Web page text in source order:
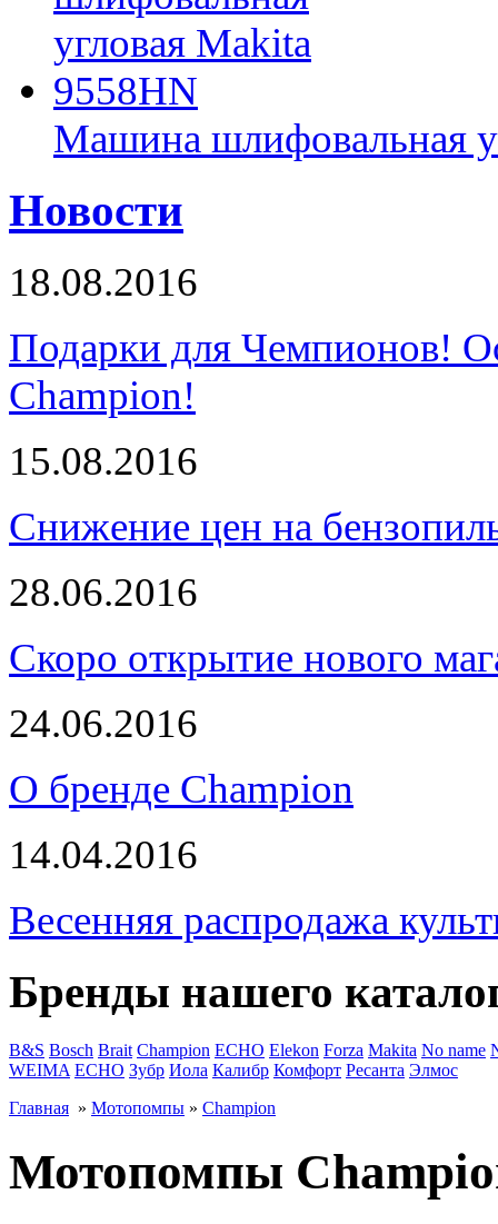
Машина шлифовальная
Новости
18.08.2016
Подарки для Чемпионов!
Champion!
15.08.2016
Снижение цен на
28.06.2016
Скоро открытие нового
24.06.2016
О бренде Champion
14.04.2016
Весенняя распродажа
Бренды нашего
B&S Bosch Brait Champion ECHO Elekon Forza Makita No name
WEIMA ЕСНО Зубр Иола Калибр Комфорт Ресанта Элмос
Главная » Мотопомпы » Champion
Мотопомпы